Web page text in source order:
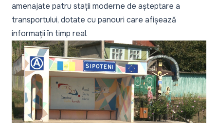
amenajate patru stații moderne de așteptare a
transportului, dotate cu panouri care afișează
informații în timp real.